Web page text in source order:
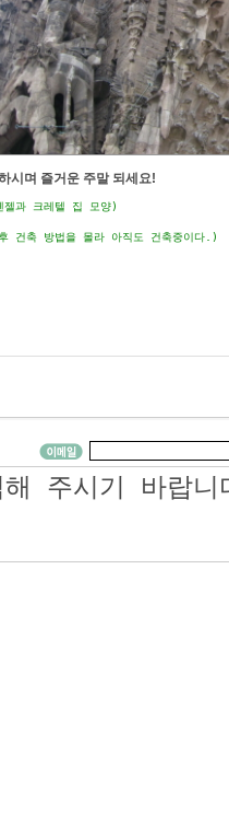
시며 즐거운 주말 되세요!
과 크레텔 집 모양)
건축 방법을 몰라 아직도 건축중이다.)